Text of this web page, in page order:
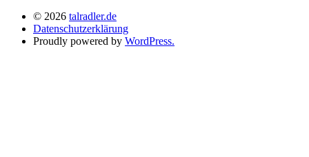
© 2026 talradler.de
Datenschutzerklärung
Proudly powered by WordPress.